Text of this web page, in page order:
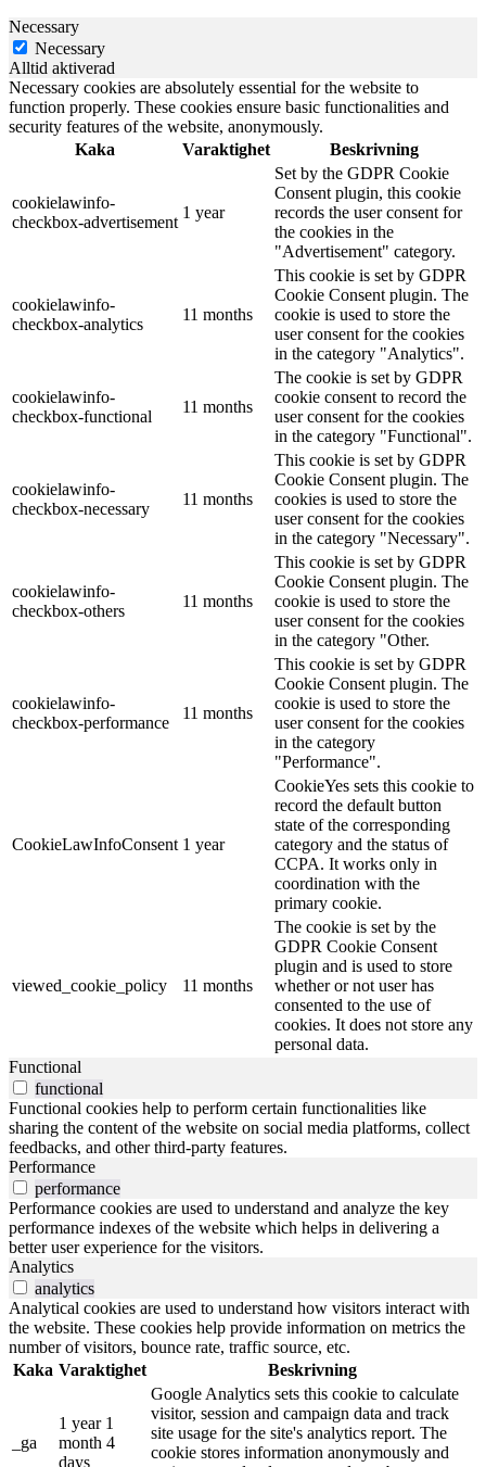
Necessary
Necessary
Alltid aktiverad
Necessary cookies are absolutely essential for the website to
function properly. These cookies ensure basic functionalities and
security features of the website, anonymously.
Kaka
Varaktighet Beskrivning
cookielawinfo-
checkbox-advertisement
1 year
Set by the GDPR Cookie
Consent plugin, this cookie
records the user consent for
the cookies in the
"Advertisement" category.
cookielawinfo-
checkbox-analytics
11 months
This cookie is set by GDPR
Cookie Consent plugin. The
cookie is used to store the
user consent for the cookies
in the category "Analytics".
cookielawinfo-
checkbox-functional
11 months
The cookie is set by GDPR
cookie consent to record the
user consent for the cookies
in the category "Functional".
cookielawinfo-
checkbox-necessary
11 months
This cookie is set by GDPR
Cookie Consent plugin. The
cookies is used to store the
user consent for the cookies
in the category "Necessary".
cookielawinfo-
checkbox-others
11 months
This cookie is set by GDPR
Cookie Consent plugin. The
cookie is used to store the
user consent for the cookies
in the category "Other.
cookielawinfo-
checkbox-performance
11 months
This cookie is set by GDPR
Cookie Consent plugin. The
cookie is used to store the
user consent for the cookies
in the category
"Performance".
CookieLawInfoConsent 1 year
CookieYes sets this cookie to
record the default button
state of the corresponding
category and the status of
CCPA. It works only in
coordination with the
primary cookie.
viewed_cookie_policy 11 months
The cookie is set by the
GDPR Cookie Consent
plugin and is used to store
whether or not user has
consented to the use of
cookies. It does not store any
personal data.
Functional
functional
Functional cookies help to perform certain functionalities like
sharing the content of the website on social media platforms, collect
feedbacks, and other third-party features.
Performance
performance
Performance cookies are used to understand and analyze the key
performance indexes of the website which helps in delivering a
better user experience for the visitors.
Analytics
analytics
Analytical cookies are used to understand how visitors interact with
the website. These cookies help provide information on metrics the
number of visitors, bounce rate, traffic source, etc.
Kaka Varaktighet Beskrivning
_ga
1 year 1
month 4
days
Google Analytics sets this cookie to calculate
visitor, session and campaign data and track
site usage for the site's analytics report. The
cookie stores information anonymously and